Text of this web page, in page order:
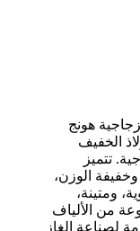
هونج
الخفيف
تتميز
الوزن،
ومتينة،
من الألياف
لصناعة الغاز